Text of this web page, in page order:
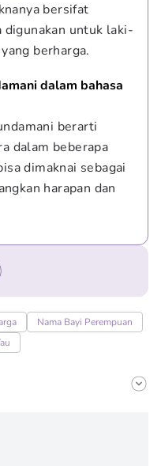
bersifat
digunakan untuk laki-
berharga.
dalam bahasa
berarti
dalam beberapa
dimaknai sebagai
harapan dan
Nama Bayi Perempuan